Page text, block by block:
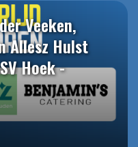
Veeken,
Allesz Hulst
Hoek -